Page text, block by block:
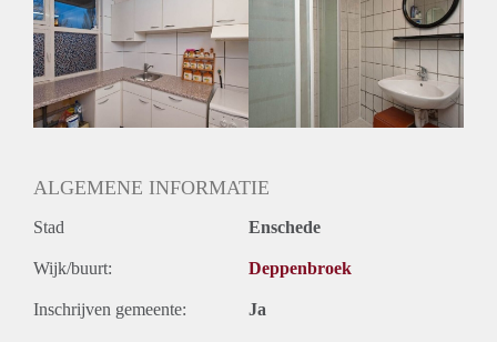
ALGEMENE INFORMATIE
Stad Enschede
Wijk/buurt: Deppenbroek
Inschrijven gemeente: Ja